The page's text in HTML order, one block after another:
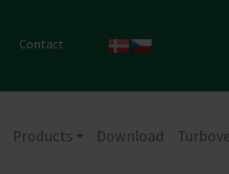
Contact
Products Download